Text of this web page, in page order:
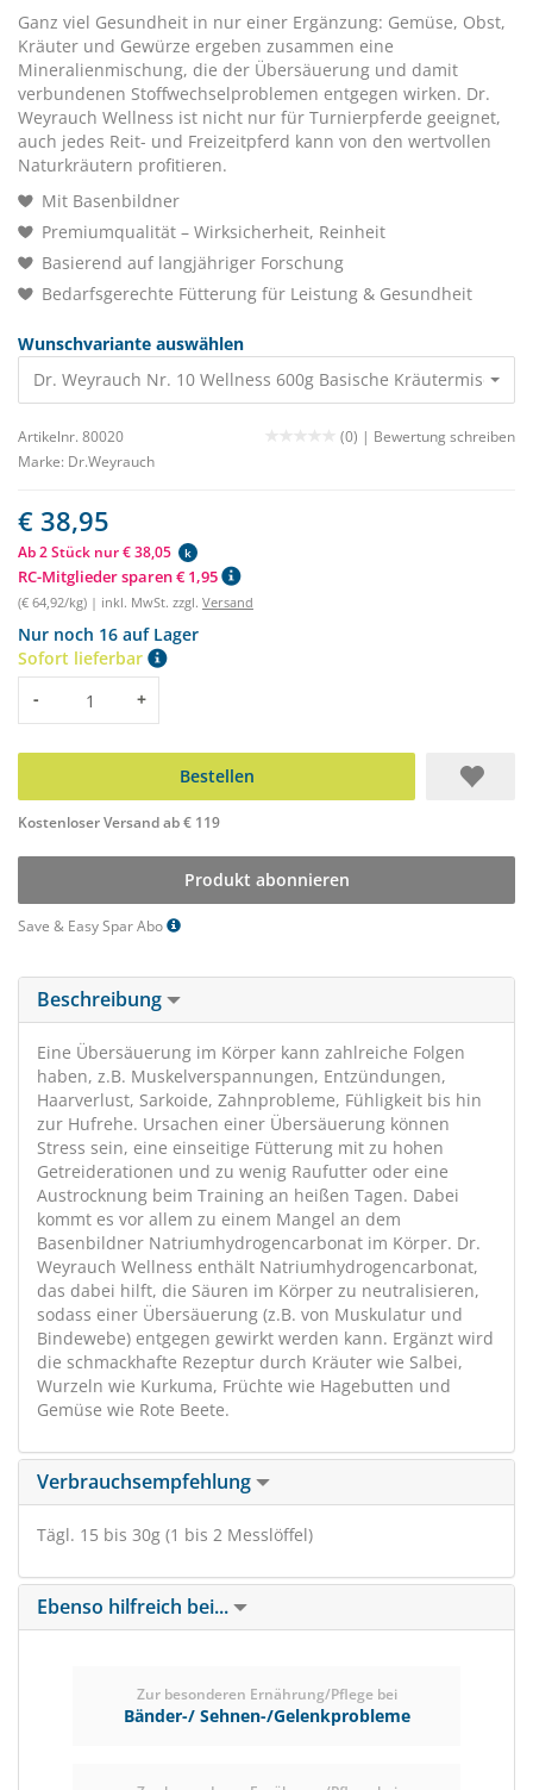
Ganz viel Gesundheit in nur einer Ergänzung: Gemüse, Obst,
Kräuter und Gewürze ergeben zusammen eine
Mineralienmischung, die der Übersäuerung und damit
verbundenen Stoffwechselproblemen entgegen wirken. Dr.
Weyrauch Wellness ist nicht nur für Turnierpferde geeignet,
auch jedes Reit- und Freizeitpferd kann von den wertvollen
Naturkräutern profitieren.
Mit Basenbildner
Premiumqualität – Wirksicherheit, Reinheit
Basierend auf langjähriger Forschung
Bedarfsgerechte Fütterung für Leistung & Gesundheit
Wunschvariante auswählen
Dr. Weyrauch Nr. 10 Wellness 600g Basische
Artikelnr. 80020 (0) | Bewertung schreiben
Marke: Dr.Weyrauch
€ 38,95
Ab 2 Stück nur € 38,05 k
RC-Mitglieder sparen € 1,95
(€ 64,92/kg) | inkl. MwSt. zzgl. Versand
Nur noch 16 auf Lager
Sofort lieferbar
Menge
- +
Bestellen
Kostenloser Versand ab € 119
Produkt abonnieren
Save & Easy Spar Abo
Beschreibung
Eine Übersäuerung im Körper kann zahlreiche Folgen
haben, z.B. Muskelverspannungen, Entzündungen,
Haarverlust, Sarkoide, Zahnprobleme, Fühligkeit bis hin
zur Hufrehe. Ursachen einer Übersäuerung können
Stress sein, eine einseitige Fütterung mit zu hohen
Getreiderationen und zu wenig Raufutter oder eine
Austrocknung beim Training an heißen Tagen. Dabei
kommt es vor allem zu einem Mangel an dem
Basenbildner Natriumhydrogencarbonat im Körper. Dr.
Weyrauch Wellness enthält Natriumhydrogencarbonat,
das dabei hilft, die Säuren im Körper zu neutralisieren,
sodass einer Übersäuerung (z.B. von Muskulatur und
Bindewebe) entgegen gewirkt werden kann. Ergänzt wird
die schmackhafte Rezeptur durch Kräuter wie Salbei,
Wurzeln wie Kurkuma, Früchte wie Hagebutten und
Gemüse wie Rote Beete.
Verbrauchsempfehlung
Tägl. 15 bis 30g (1 bis 2 Messlöffel)
Ebenso hilfreich bei...
Zur besonderen Ernährung/Pflege bei
Bänder-/ Sehnen-/Gelenkprobleme